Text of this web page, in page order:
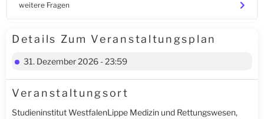
weitere Fragen
Details Zum Veranstaltungsplan
31. Dezember 2026 - 23:59
Veranstaltungsort
Studieninstitut WestfalenLippe Medizin und Rettungswesen,